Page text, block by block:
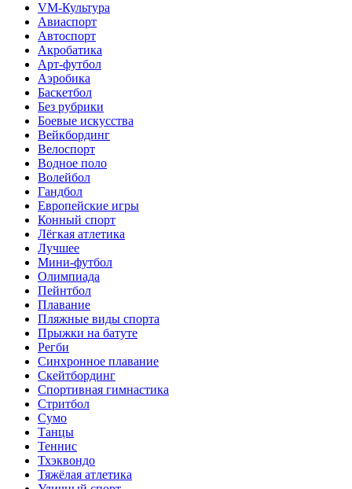
VM-Культура
Авиаспорт
Автоспорт
Акробатика
Арт-футбол
Аэробика
Баскетбол
Без рубрики
Боевые искусства
Вейкбординг
Велоспорт
Водное поло
Волейбол
Гандбол
Европейские игры
Конный спорт
Лёгкая атлетика
Лучшее
Мини-футбол
Олимпиада
Пейнтбол
Плавание
Пляжные виды спорта
Прыжки на батуте
Регби
Синхронное плавание
Скейтбординг
Спортивная гимнастика
Стритбол
Сумо
Танцы
Теннис
Тхэквондо
Тяжёлая атлетика